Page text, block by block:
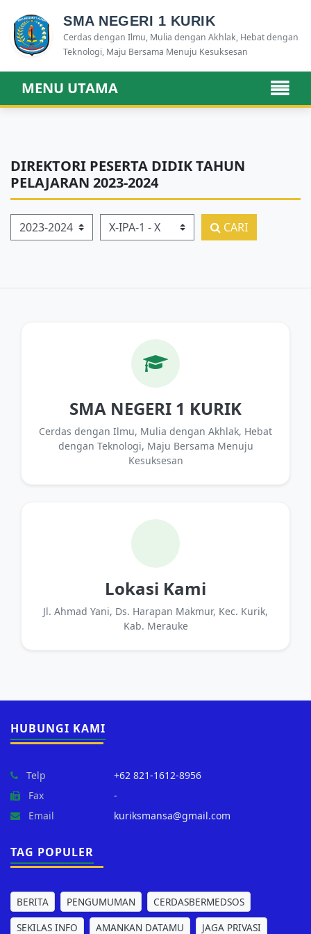
SMA NEGERI 1 KURIK
Cerdas dengan Ilmu, Mulia dengan Akhlak, Hebat dengan
Teknologi, Maju Bersama Menuju Kesuksesan
MENU UTAMA
DIREKTORI PESERTA DIDIK TAHUN
PELAJARAN 2023-2024
Tahun Pelajaran Kelas CARI
SMA NEGERI 1 KURIK
Cerdas dengan Ilmu, Mulia dengan Akhlak, Hebat
dengan Teknologi, Maju Bersama Menuju
Kesuksesan
Lokasi Kami
Jl. Ahmad Yani, Ds. Harapan Makmur, Kec. Kurik,
Kab. Merauke
HUBUNGI KAMI
Telp
+62 821-1612-8956
Fax
-
Email
kuriksmansa@gmail.com
TAG POPULER
BERITA PENGUMUMAN
CERDASBERMEDSOS
SEKILAS INFO
AMANKAN DATAMU JAGA PRIVASI